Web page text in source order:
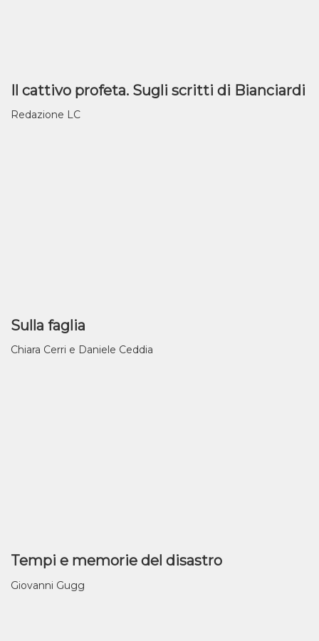
Il cattivo profeta. Sugli scritti di Bianciardi
Redazione LC
Sulla faglia
Chiara Cerri e Daniele Ceddia
Tempi e memorie del disastro
Giovanni Gugg